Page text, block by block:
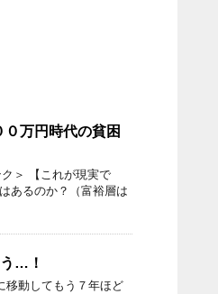
０万円時代の貧困
＞ 【これが現実で
あるのか？（富裕層は
…！
移動してもう７年ほど